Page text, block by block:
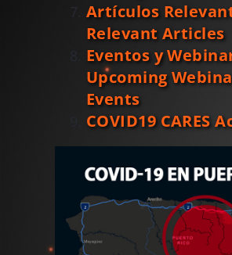
Artículos
Relevant Articles
Eventos y
Upcoming
Events
COVID19 CARES